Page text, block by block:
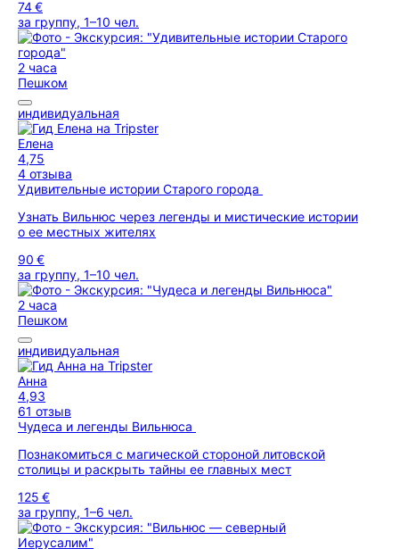
74 €
за группу, 1–10 чел.
2 часа
Пешком
индивидуальная
Елена
4,75
4 отзыва
Удивительные истории Старого города
Узнать Вильнюс через легенды и мистические истории
о ее местных жителях
90 €
за группу, 1–10 чел.
2 часа
Пешком
индивидуальная
Анна
4,93
61 отзыв
Чудеса и легенды Вильнюса
Познакомиться с магической стороной литовской
столицы и раскрыть тайны ее главных мест
125 €
за группу, 1–6 чел.